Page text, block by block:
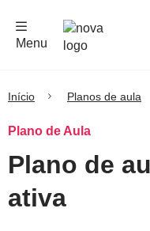
Menu
Início Planos de aula
Plano de Aula
Plano de
ativa